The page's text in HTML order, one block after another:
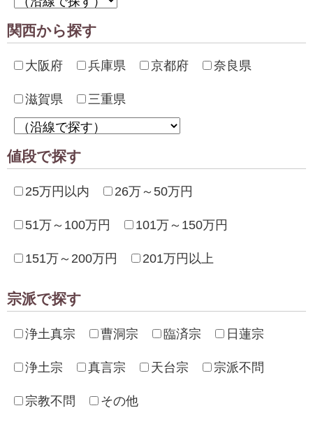
関西から探す
大阪府 兵庫県 京都府 奈良県
滋賀県 三重県
値段で探す
25万円以内 26万～50万円
51万～100万円 101万～150万円
151万～200万円 201万円以上
宗派で探す
浄土真宗 曹洞宗 臨済宗 日蓮宗
浄土宗 真言宗 天台宗 宗派不問
宗教不問 その他